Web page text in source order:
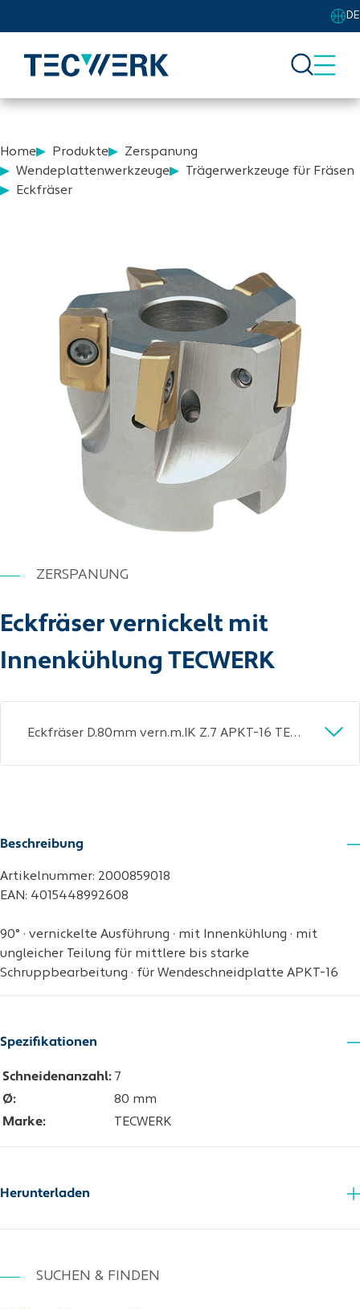
DE
Home Produkte
Zerspanung
Wendeplattenwerkzeuge
Trägerwerkzeuge für Fräsen
Eckfräser
ZERSPANUNG
Eckfräser vernickelt mit
Innenkühlung TECWERK
Eckfräser D.80mm vern.m.IK Z.7 APKT-16 TECWERK
Beschreibung
Artikelnummer: 2000859018
EAN: 4015448992608
90° · vernickelte Ausführung · mit Innenkühlung · mit
ungleicher Teilung für mittlere bis starke
Schruppbearbeitung · für Wendeschneidplatte APKT-16
Spezifikationen
Schneidenanzahl: 7
Ø:
80 mm
Marke:
TECWERK
Herunterladen
Zusatzinfo_PDF
Zusatzinfo_PDF
Zusatzinfo_PDF
Zusatzinfo_PDF
SUCHEN & FINDEN